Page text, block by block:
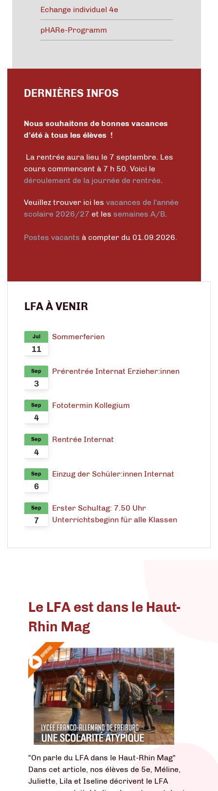
Echange individuel 4e
pHARe-Programm
DERNIÈRES INFOS
Nous souhaitons de bonnes vacances
d'été à tous les élèves !
La rentrée aura lieu le 7 septembre. Les
cours commencent à 7 h 50. Voici le
déroulement de la journée de rentrée.
Veuillez trouver ici les vacances de l'année
scolaire 2026/27 et les semaines A/B.
Postes vacants à compter du 01.09.2026.
LFA À VENIR
11
Jul Sommerferien
3
Sep Prérentrée Internat Erzieher:innen
4
Sep Fototermin Kollegium
4
Sep Rentrée Internat
6
Sep Einzug der Schüler:innen Internat
7
Sep
Erster Schultag: 7.50 Uhr
Unterrichtsbeginn für alle Klassen
Le LFA est dans le Haut-
Rhin Mag
"On parle du LFA dans le Haut-Rhin Mag"
Dans cet article, nos élèves de 5e, Méline,
Juliette, Lila et Iseline décrivent le LFA